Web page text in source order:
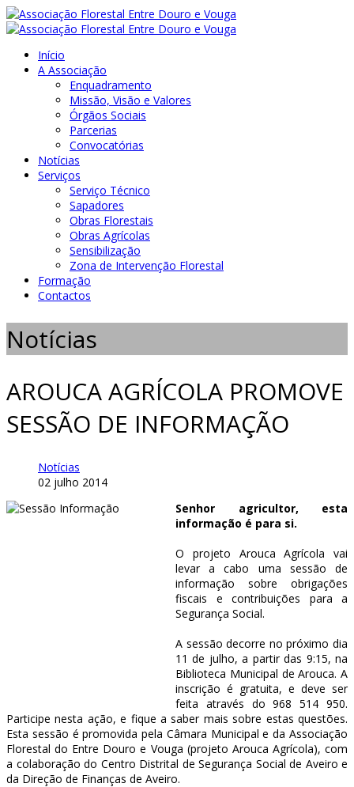
Início
A Associação
Enquadramento
Missão, Visão e Valores
Órgãos Sociais
Parcerias
Convocatórias
Notícias
Serviços
Serviço Técnico
Sapadores
Obras Florestais
Obras Agrícolas
Sensibilização
Zona de Intervenção Florestal
Formação
Contactos
Notícias
AROUCA AGRÍCOLA PROMOVE
SESSÃO DE INFORMAÇÃO
Notícias
02 julho 2014
Senhor agricultor, esta
informação é para si.
O projeto Arouca Agrícola vai
levar a cabo uma sessão de
informação sobre obrigações
fiscais e contribuições para a
Segurança Social.
A sessão decorre no próximo dia
11 de julho, a partir das 9:15, na
Biblioteca Municipal de Arouca. A
inscrição é gratuita, e deve ser
feita através do 968 514 950.
Participe nesta ação, e fique a saber mais sobre estas questões.
Esta sessão é promovida pela Câmara Municipal e da Associação
Florestal do Entre Douro e Vouga (projeto Arouca Agrícola), com
a colaboração do Centro Distrital de Segurança Social de Aveiro e
da Direção de Finanças de Aveiro.